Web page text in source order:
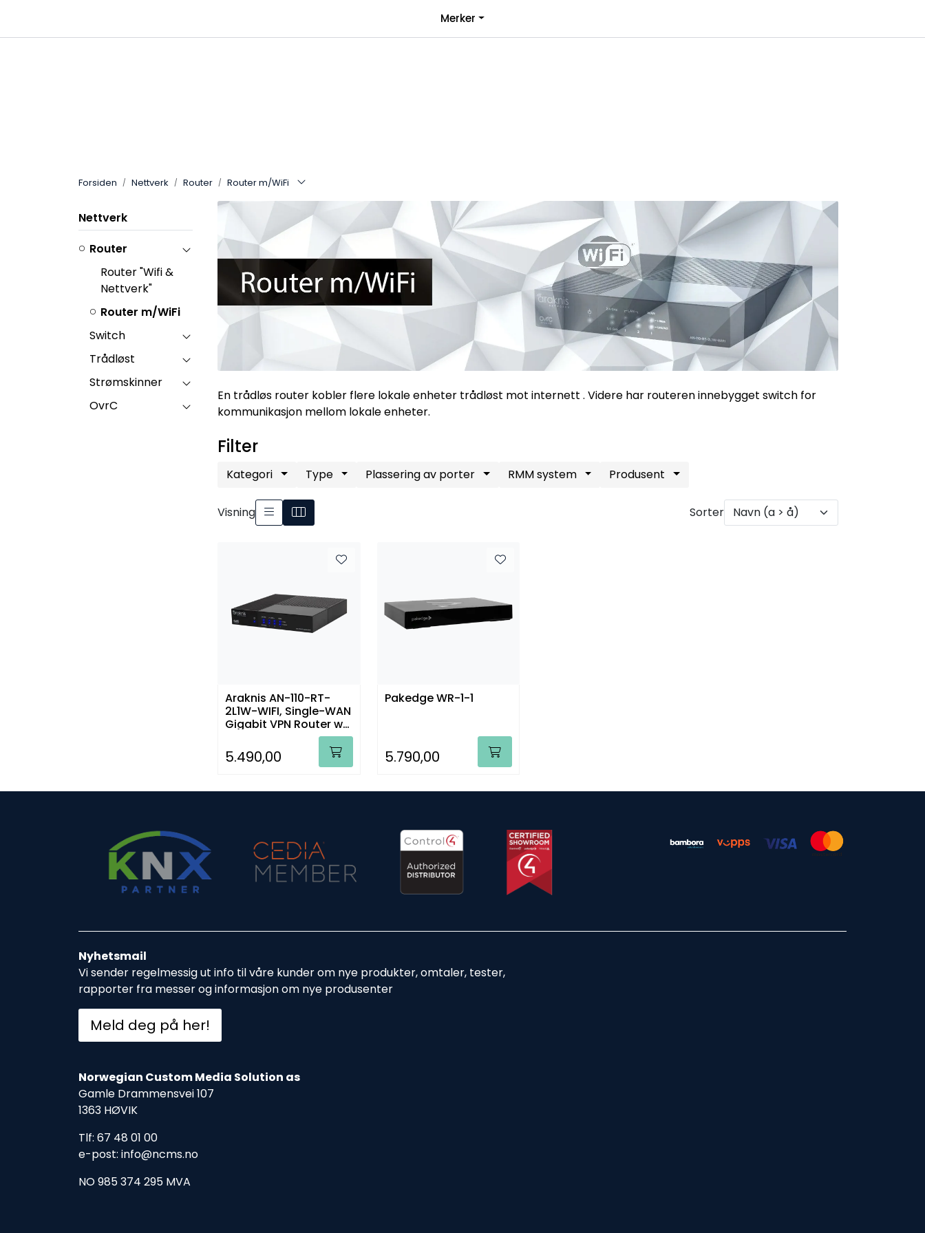
Merker
Forsiden Nettverk Router Router m/WiFi
Nettverk
Router
Router "Wifi &
Nettverk"
Router m/WiFi
Switch
Trådløst
Strømskinner
OvrC
En trådløs router kobler flere lokale enheter trådløst mot internett . Videre har routeren innebygget switch for
kommunikasjon mellom lokale enheter.
Filter
Kategori Type Plassering av porter RMM system Produsent
Visning Sorter
Araknis AN-110-RT-
2L1W-WIFI, Single-WAN
Gigabit VPN Router w/
5.490,00
Pakedge WR-1-1
5.790,00
Nyhetsmail
Vi sender regelmessig ut info til våre kunder om nye produkter, omtaler, tester,
rapporter fra messer og informasjon om nye produsenter
Meld deg på her!
Norwegian Custom Media Solution as
Gamle Drammensvei 107
1363 HØVIK
Tlf: 67 48 01 00
e-post: info@ncms.no
NO 985 374 295 MVA